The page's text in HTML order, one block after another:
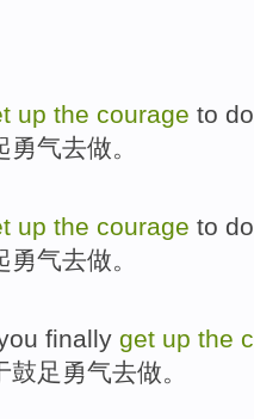
up the courage to
勇气去做。
up the courage to
勇气去做。
finally get up the
鼓足 勇气去做。